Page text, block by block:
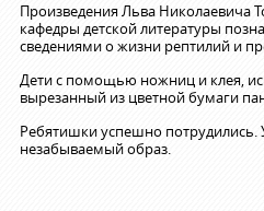
Произведения Льва Николаевича
кафедры детской литературы
сведениями о жизни рептилий и
Дети с помощью ножниц и клея,
вырезанный из цветной бумаги
Ребятишки успешно потрудились.
незабываемый образ.